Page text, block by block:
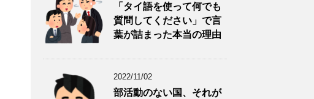
「タイ語を使って何でも
質問してください」で言
葉が詰まった本当の理由
2022/11/02
部活動のない国、それが